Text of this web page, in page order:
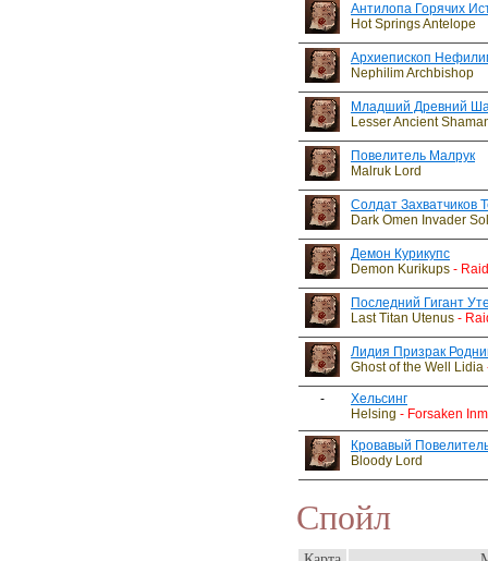
Антилопа Горячих
Hot Springs Antelope
Архиепископ
Nephilim Archbishop
Младший Древний
Lesser Ancient
Повелитель Малрук
Malruk Lord
Солдат Захватчиков
Dark Omen Invader
Демон Курикупс
Demon Kurikups -
Последний Гигант
Last Titan Utenus -
Лидия Призрак
Ghost of the Well Lidia
-
Хельсинг
Helsing - Forsaken
Кровавый
Bloody Lord
Спойл